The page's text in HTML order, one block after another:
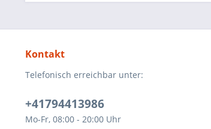
Kontakt
Telefonisch erreichbar unter:
+41794413986
Mo-Fr, 08:00 - 20:00 Uhr